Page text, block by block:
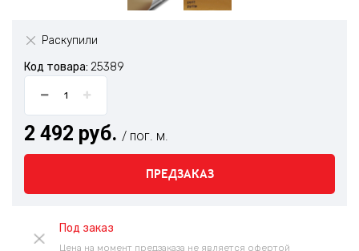
Раскупили
Код товара: 25389
2 492 руб. / пог. м.
ПРЕДЗАКАЗ
Под заказ
Цена на момент предзаказа не является офертой